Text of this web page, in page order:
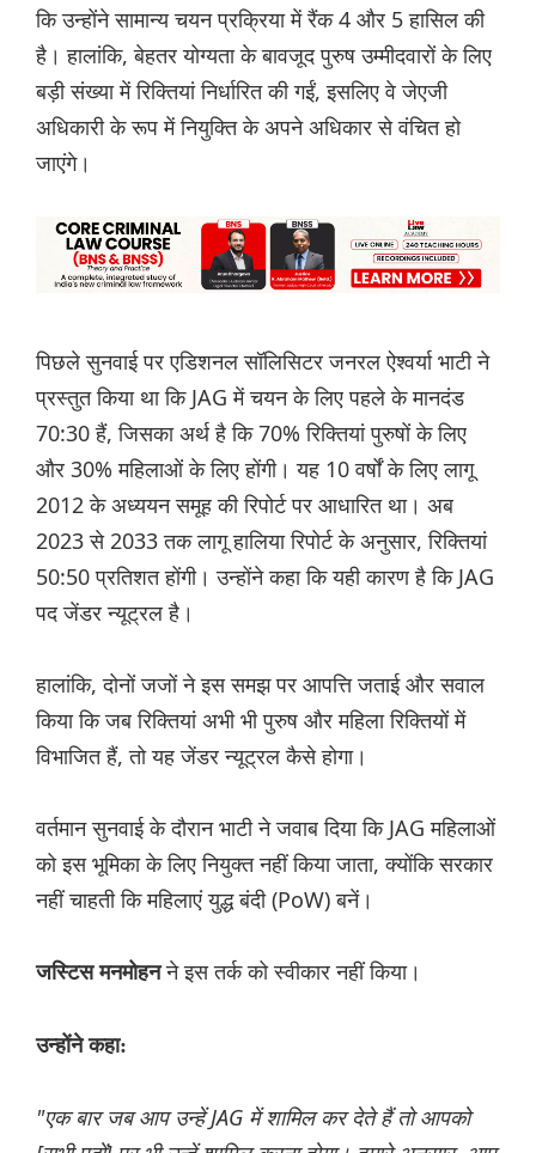
कि उन्होंने सामान्य चयन प्रक्रिया में रैंक 4 और 5 हासिल की
है। हालांकि, बेहतर योग्यता के बावजूद पुरुष उम्मीदवारों के लिए
बड़ी संख्या में रिक्तियां निर्धारित की गईं, इसलिए वे जेएजी
अधिकारी के रूप में नियुक्ति के अपने अधिकार से वंचित हो
जाएंगे।
पिछले सुनवाई पर एडिशनल सॉलिसिटर जनरल ऐश्वर्या भाटी ने
प्रस्तुत किया था कि JAG में चयन के लिए पहले के मानदंड
70:30 हैं, जिसका अर्थ है कि 70% रिक्तियां पुरुषों के लिए
और 30% महिलाओं के लिए होंगी। यह 10 वर्षों के लिए लागू
2012 के अध्ययन समूह की रिपोर्ट पर आधारित था। अब
2023 से 2033 तक लागू हालिया रिपोर्ट के अनुसार, रिक्तियां
50:50 प्रतिशत होंगी। उन्होंने कहा कि यही कारण है कि JAG
पद जेंडर न्यूट्रल है।
हालांकि, दोनों जजों ने इस समझ पर आपत्ति जताई और सवाल
किया कि जब रिक्तियां अभी भी पुरुष और महिला रिक्तियों में
विभाजित हैं, तो यह जेंडर न्यूट्रल कैसे होगा।
वर्तमान सुनवाई के दौरान भाटी ने जवाब दिया कि JAG महिलाओं
को इस भूमिका के लिए नियुक्त नहीं किया जाता, क्योंकि सरकार
नहीं चाहती कि महिलाएं युद्ध बंदी (PoW) बनें।
जस्टिस मनमोहनने इस तर्क को स्वीकार नहीं किया।
उन्होंने कहा:
"एक बार जब आप उन्हें JAG में शामिल कर देते हैं तो आपको